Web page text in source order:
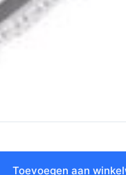
Toevoegen aan